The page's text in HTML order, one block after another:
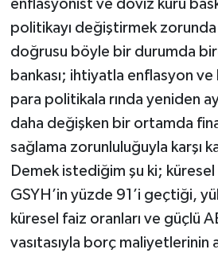
enflasyonist ve döviz kuru
politikayı değiştirmek zorunda
doğrusu böyle bir durumda
bankası; ihtiyatla enflasyon ve
para politikala rında yeniden
daha değişken bir ortamda
sağlama zorunluluğuyla karşı
Demek istediğim şu ki;
GSYH’in yüzde 91’i geçtiği,
küresel faiz oranları ve güçlü
vasıtasıyla borç maliyetlerinin